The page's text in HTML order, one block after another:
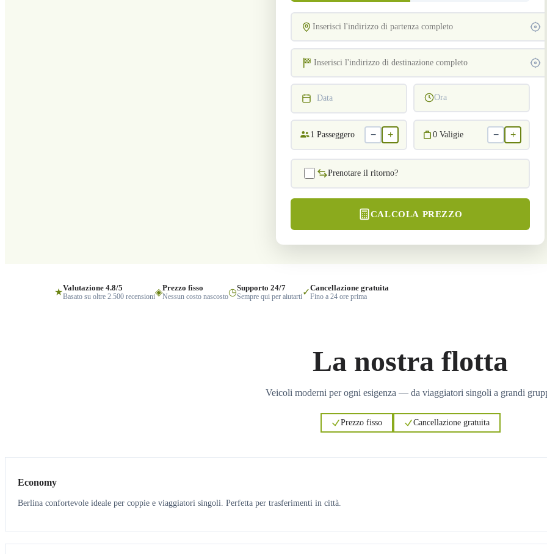
Data Ora
1 Passeggero − + 0 Valigie − +
Prenotare il ritorno?
CALCOLA PREZZO
★Valutazione 4.8/5
Basato su oltre 2.500 recensioni◈Prezzo fisso
Nessun costo nascosto◷Supporto 24/7
Sempre qui per aiutarti✓Cancellazione gratuita
Fino a 24 ore prima
La nostra flotta
Veicoli moderni per ogni esigenza — da viaggiatori singoli a grandi
Prezzo fisso Cancellazione gratuita
Economy
Berlina confortevole ideale per coppie e viaggiatori singoli. Perfetta per trasferimenti in città.
3 3